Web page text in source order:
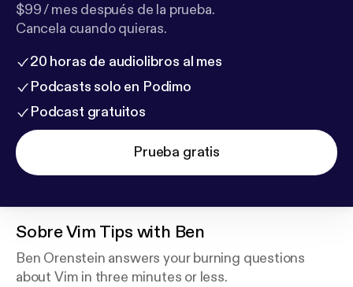
$99 / mes después de la prueba.
Cancela cuando quieras.
20 horas de audiolibros al mes
Podcasts solo en Podimo
Podcast gratuitos
Prueba gratis
SobreVim Tips with Ben
Ben Orenstein answers your burning questions
about Vim in three minutes or less.